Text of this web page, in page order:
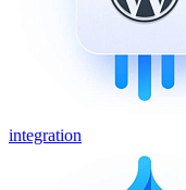
integration